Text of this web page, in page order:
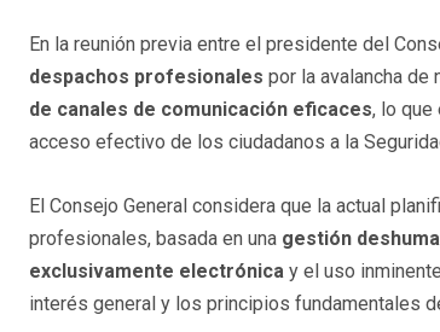
En la reunión previa entre el presidente del
despachos profesionales por la avalancha
de canales de comunicación eficaces, lo que
acceso efectivo de los ciudadanos a la
El Consejo General considera que la actual
profesionales, basada en una gestión
exclusivamente electrónica y el uso
interés general y los principios fundamentales